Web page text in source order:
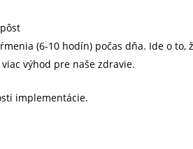
(6-10 hodín) počas dňa. Ide o to,
výhod pre naše zdravie.
implementácie.